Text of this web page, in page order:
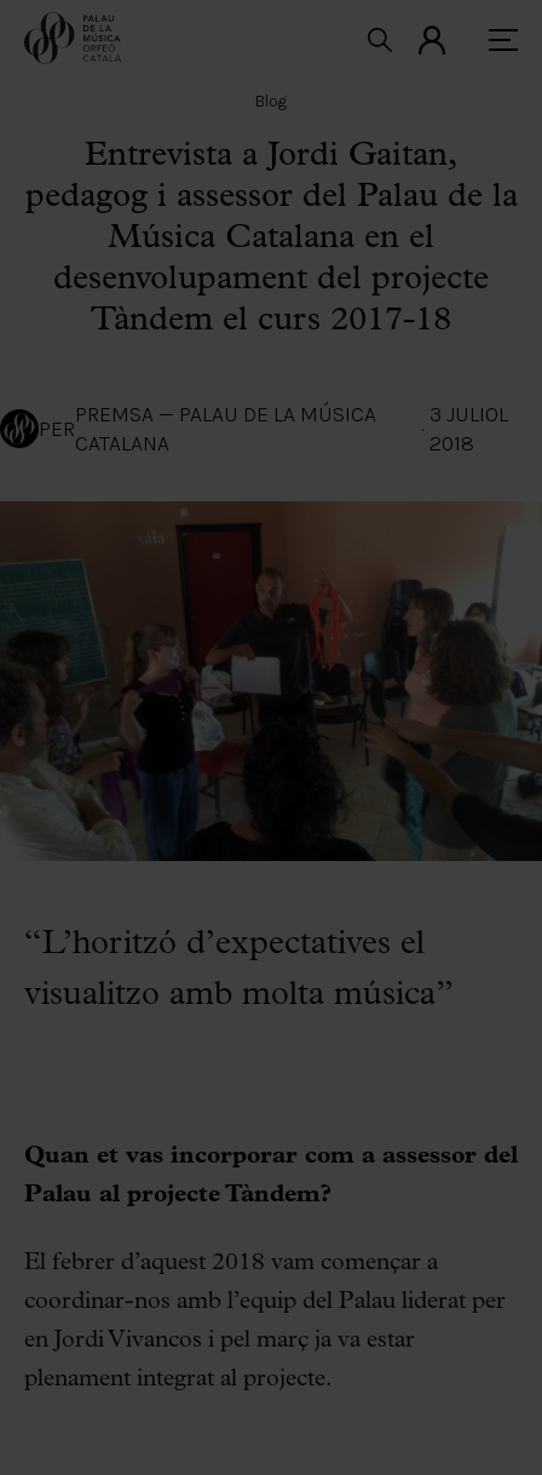
Blog
Entrevista a Jordi Gaitan,
pedagog i assessor del Palau de la
Música Catalana en el
desenvolupament del projecte
Tàndem el curs 2017-18
PER
PREMSA — PALAU DE LA MÚSICA
CATALANA
·
3 JULIOL
2018
“L’horitzó d’expectatives el
visualitzo amb molta música”
Quan et vas incorporar com a assessor del
Palau al projecte Tàndem?
El febrer d’aquest 2018 vam començar a
coordinar-nos amb l’equip del Palau liderat per
en Jordi Vivancos i pel març ja va estar
plenament integrat al projecte.